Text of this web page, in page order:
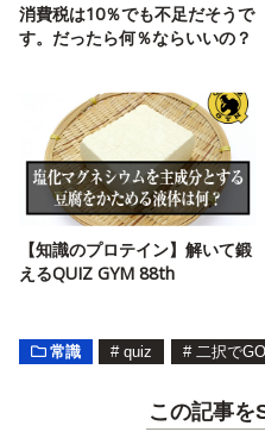
消費税は10％でも不足だそうで
す。だったら何％ならいいの？
【知識のプロテイン】解いて鍛
えるQUIZ GYM 88th
常識 # quiz # 二択でGO
この記事を